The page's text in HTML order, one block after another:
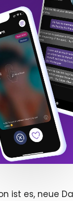
ist es, neue